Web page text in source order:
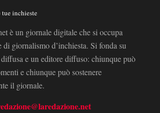
tue inchieste
è un giornale digitale che si occupa
di giornalismo d’inchiesta. Si fonda su
e un editore diffuso: chiunque può
e chiunque può sostenere
il giornale.